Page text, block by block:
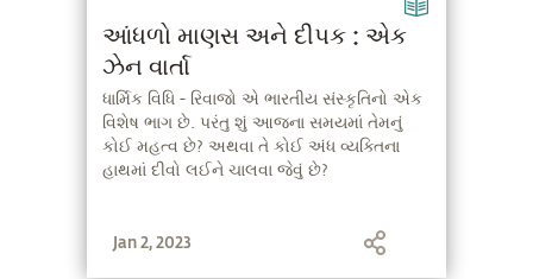
આંધળો માણસ અને દીપક : એક
ઝેન વાર્તા
ધાર્મિક વિધિ - રિવાજો એ ભારતીય સંસ્કૃતિનો એક
વિશેષ ભાગ છે. પરંતુ શું આજના સમયમાં તેમનું
કોઈ મહત્વ છે? અથવા તે કોઈ અંધ વ્યક્તિના
હાથમાં દીવો લઈને ચાલવા જેવું છે?
Jan 2, 2023